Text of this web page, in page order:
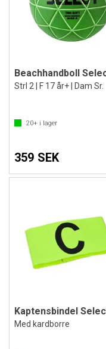
Strl 2 | F 17 år+ | Dam Sr.
20+ i lager
359 SEK
Med kardborre